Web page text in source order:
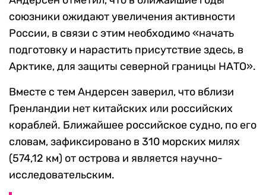
союзники ожидают увеличения активности
России, в связи с этим необходимо «начать
подготовку и нарастить присутствие здесь, в
Арктике, для защиты северной границы НАТО».
Вместе с тем Андерсен заверил, что вблизи
Гренландии нет китайских или российских
кораблей. Ближайшее российское судно, по его
словам, зафиксировано в 310 морских милях
(574,12 км) от острова и является научно-
исследовательским.